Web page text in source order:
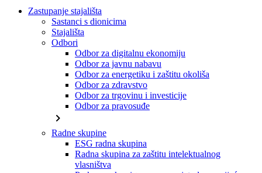
Zastupanje stajališta
Sastanci s dionicima
Stajališta
Odbori
Odbor za digitalnu ekonomiju
Odbor za javnu nabavu
Odbor za energetiku i zaštitu okoliša
Odbor za zdravstvo
Odbor za trgovinu i investicije
Odbor za pravosuđe
chevron_right
Radne skupine
ESG radna skupina
Radna skupina za zaštitu intelektualnog
vlasništva